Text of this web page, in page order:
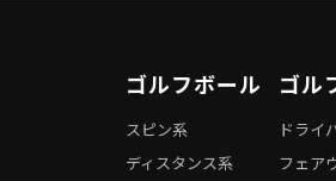
ゴルフボール
スピン系
ディスタンス系
ゴル
ドライ
フェア